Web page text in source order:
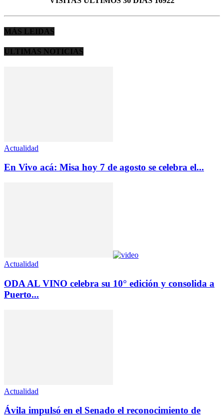
MÁS LEIDAS
ULTIMAS NOTICIAS
Actualidad
En Vivo acá: Misa hoy 7 de agosto se celebra el...
Actualidad
ODA AL VINO celebra su 10° edición y consolida a
Puerto...
Actualidad
Ávila impulsó en el Senado el reconocimiento de